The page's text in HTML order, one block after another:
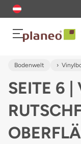
Bodenwelt
SEITE 6